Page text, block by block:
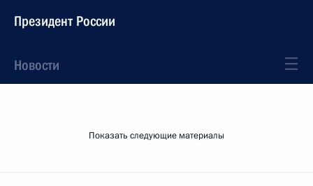
Президент России
Новости
Показать следующие материалы